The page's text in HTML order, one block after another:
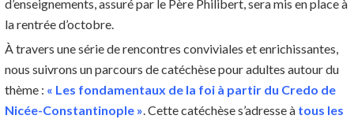
d’enseignements, assuré par le Père Philibert, sera mis en place à
la rentrée d’octobre.
À travers une série de rencontres conviviales et enrichissantes,
nous suivrons un parcours de catéchèse pour adultes autour du
thème : « Les fondamentaux de la foi à partir du Credo de
Nicée-Constantinople ». Cette catéchèse s’adresse à tous les